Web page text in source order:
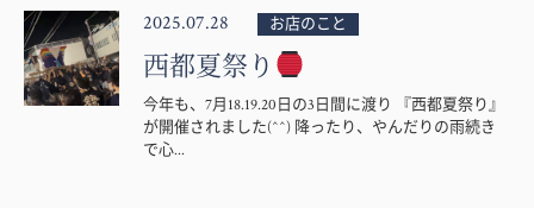
2025.07.28 お店のこと
西都夏祭り
今年も、7月18.19.20日の3日間に渡り 『西都夏祭り』
が開催されました(^^) 降ったり、やんだりの雨続き
で心...